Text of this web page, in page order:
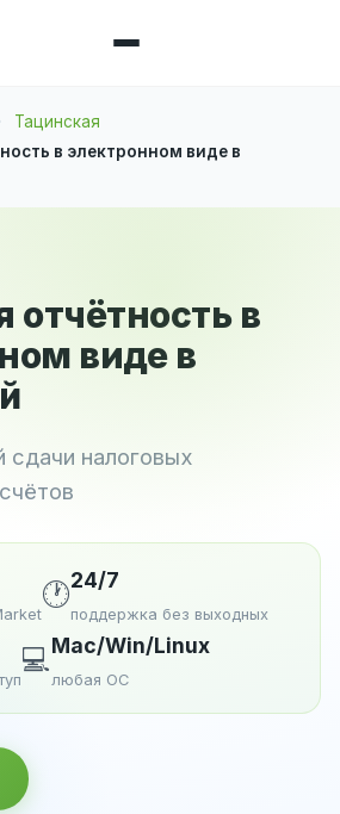
Тацинская
в электронном виде в
отчётность в
виде в
сдачи налоговых
🕐24/7
поддержка без выходных
💻Mac/Win/Linux
любая ОС